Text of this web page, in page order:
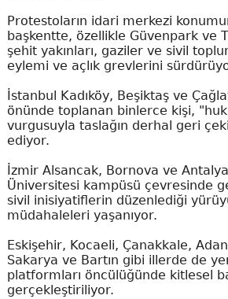
Protestoların idari merkezi
başkentte, özellikle Güvenpark ve
şehit yakınları, gaziler ve sivil
eylemi ve açlık grevlerini
İstanbul Kadıköy, Beşiktaş ve
önünde toplanan binlerce kişi,
vurgusuyla taslağın derhal geri
ediyor.
İzmir Alsancak, Bornova ve
Üniversitesi kampüsü çevresinde
sivil inisiyatiflerin düzenlediği
müdahaleleri yaşanıyor.
Eskişehir, Kocaeli, Çanakkale,
Sakarya ve Bartın gibi illerde de
platformları öncülüğünde kitlesel
gerçekleştiriliyor.